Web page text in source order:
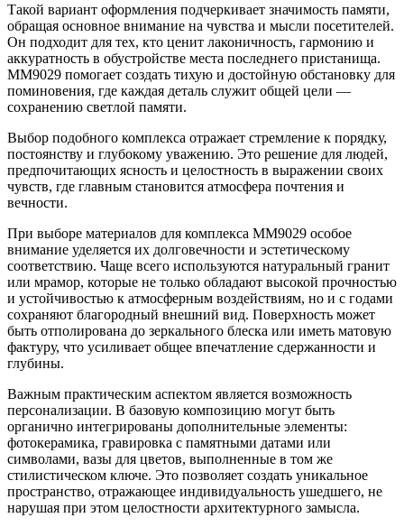
Такой вариант оформления подчеркивает значимость памяти,
обращая основное внимание на чувства и мысли посетителей.
Он подходит для тех, кто ценит лаконичность, гармонию и
аккуратность в обустройстве места последнего пристанища.
ММ9029 помогает создать тихую и достойную обстановку для
поминовения, где каждая деталь служит общей цели —
сохранению светлой памяти.
Выбор подобного комплекса отражает стремление к порядку,
постоянству и глубокому уважению. Это решение для людей,
предпочитающих ясность и целостность в выражении своих
чувств, где главным становится атмосфера почтения и
вечности.
При выборе материалов для комплекса ММ9029 особое
внимание уделяется их долговечности и эстетическому
соответствию. Чаще всего используются натуральный гранит
или мрамор, которые не только обладают высокой прочностью
и устойчивостью к атмосферным воздействиям, но и с годами
сохраняют благородный внешний вид. Поверхность может
быть отполирована до зеркального блеска или иметь матовую
фактуру, что усиливает общее впечатление сдержанности и
глубины.
Важным практическим аспектом является возможность
персонализации. В базовую композицию могут быть
органично интегрированы дополнительные элементы:
фотокерамика, гравировка с памятными датами или
символами, вазы для цветов, выполненные в том же
стилистическом ключе. Это позволяет создать уникальное
пространство, отражающее индивидуальность ушедшего, не
нарушая при этом целостности архитектурного замысла.